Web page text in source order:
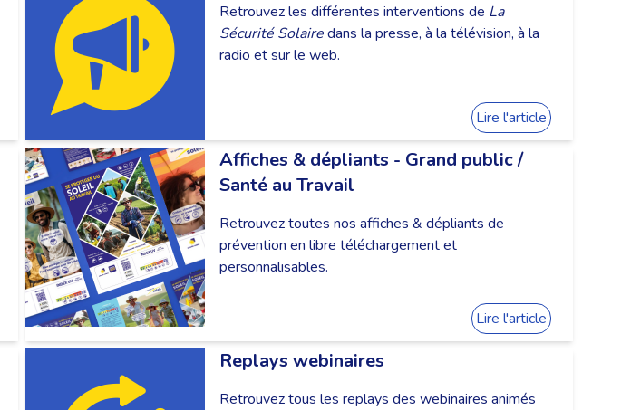
Retrouvez les différentes interventions de La
Sécurité Solairedans la presse, à la télévision, à la
radio et sur le web.
Lire l'article
Affiches & dépliants - Grand public /
Santé au Travail
Retrouvez toutes nos affiches & dépliants de
prévention en libre téléchargement et
personnalisables.
Lire l'article
Replays webinaires
Retrouvez tous les replays des webinaires animés